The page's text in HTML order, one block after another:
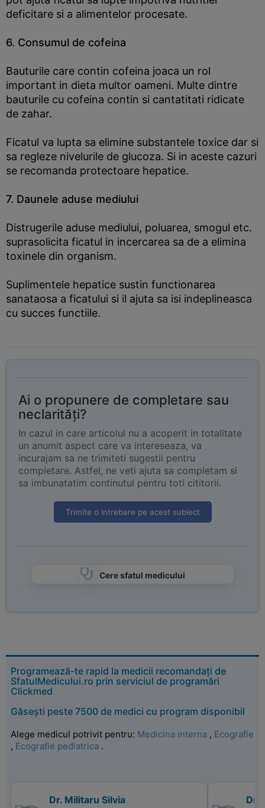
deficitare si a alimentelor procesate.
6. Consumul de cofeina
Bauturile care contin cofeina joaca un rol
important in dieta multor oameni. Multe dintre
bauturile cu cofeina contin si cantatitati ridicate
de zahar.
Ficatul va lupta sa elimine substantele toxice dar si
sa regleze nivelurile de glucoza. Si in aceste cazuri
se recomanda protectoare hepatice.
7. Daunele aduse mediului
Distrugerile aduse mediului, poluarea, smogul etc.
suprasolicita ficatul in incercarea sa de a elimina
toxinele din organism.
Suplimentele hepatice sustin functionarea
sanataosa a ficatului si il ajuta sa isi indeplineasca
cu succes functiile.
Ai o propunere de completare sau
neclarități?
In cazul in care articolul nu a acoperit in totalitate
un anumit aspect care va intereseaza, va
incurajam sa ne trimiteti sugestii pentru
completare. Astfel, ne veti ajuta sa completam si
sa imbunatatim continutul pentru toti cititorii.
Trimite o intrebare pe acest subiect
Cere sfatul medicului
Programează-te rapid la medicii recomandați de
SfatulMedicului.ro prin serviciul de programări
Clickmed
Găsești peste 7500 de medici cu program disponibil
Alege medicul potrivit pentru: Medicina interna , Ecografie
, Ecografie pediatrica .
Dr. Militaru Silvia Dr.